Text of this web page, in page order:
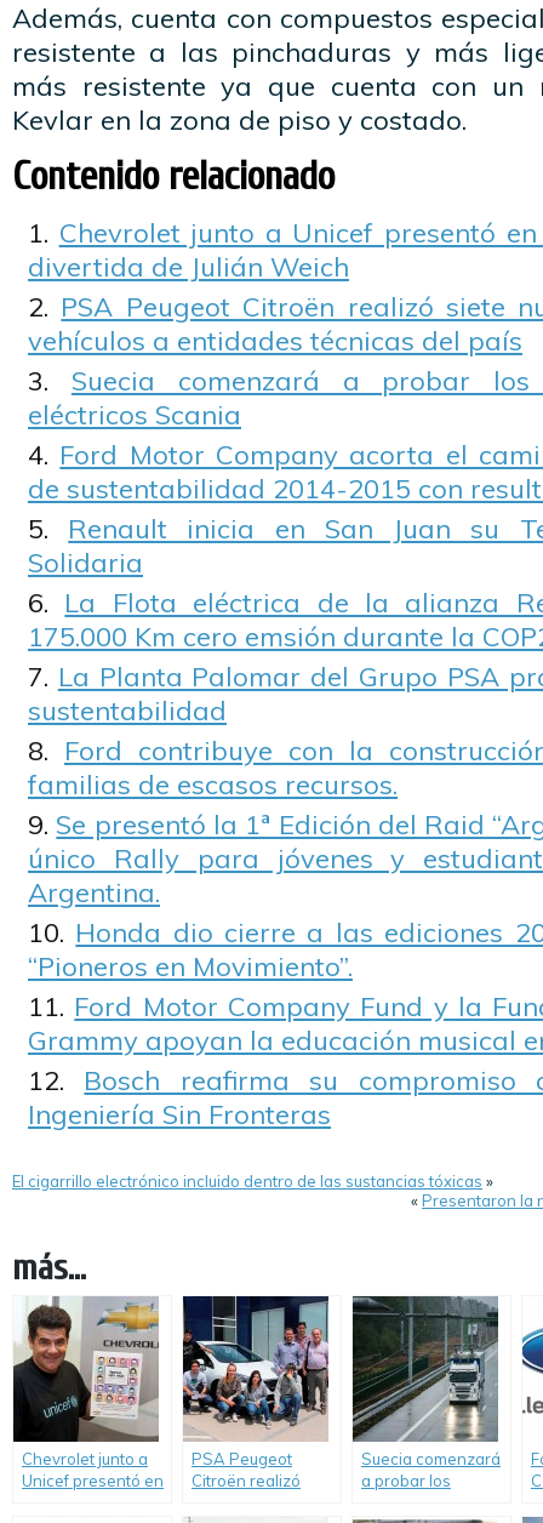
Además, cuenta con compuestos
resistente a las pinchaduras y más
más resistente ya que cuenta con un
Kevlar en la zona de piso y costado.
Contenido relacionado
Chevrolet junto a Unicef presentó
divertida de Julián Weich
PSA Peugeot Citroën realizó siete
vehículos a entidades técnicas del país
Suecia comenzará a probar los
eléctricos Scania
Ford Motor Company acorta el
de sustentabilidad 2014-2015 con
Renault inicia en San Juan su
Solidaria
La Flota eléctrica de la alianza
175.000 Km cero emsión durante la
La Planta Palomar del Grupo PSA
sustentabilidad
Ford contribuye con la
familias de escasos recursos.
Se presentó la 1ª Edición del Raid
único Rally para jóvenes y
Argentina.
Honda dio cierre a las ediciones
“Pioneros en Movimiento”.
Ford Motor Company Fund y la
Grammy apoyan la educación musical
Bosch reafirma su compromiso
Ingeniería Sin Fronteras
El cigarrillo electrónico incluido dentro de las sustancias tóxicas »
«Presentaron la
más...
Chevrolet junto a
Unicef presentó en
PSA Peugeot
Citroën realizó
Suecia comenzará
a probar los